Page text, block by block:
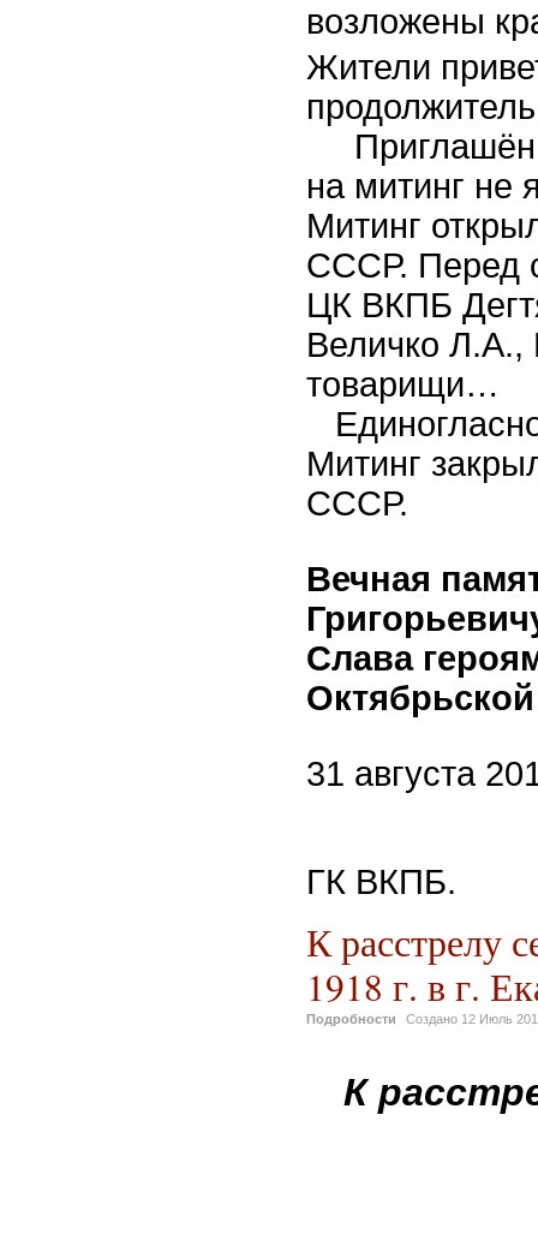
возложены
Жители
на митинг не
Митинг
СССР. Перед
ЦК ВКПБ
Величко Л.А.,
товарищи…
Митинг
СССР.
Вечная
Слава
31 августа
ГК ВКПБ.
К расстрелу
1918 г. в г.
Подробности Создано 12 Июль
К